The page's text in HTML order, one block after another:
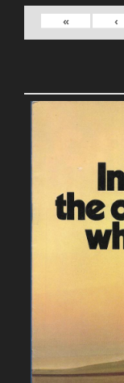
›
»